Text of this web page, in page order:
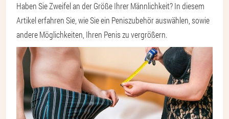
Haben Sie Zweifel an der Größe Ihrer Männlichkeit? In diesem
Artikel erfahren Sie, wie Sie ein Peniszubehör auswählen, sowie
andere Möglichkeiten, Ihren Penis zu vergrößern.